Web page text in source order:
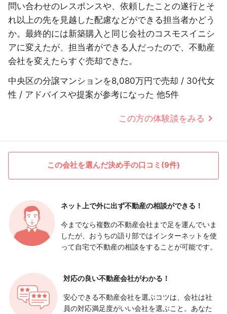
問い合わせのレスポンスや、依頼したことの遂行とそ
れ以上の先を見越した配慮などができる担当者かどう
か。最終的には新築購入と同じ会社のコスモスイニシ
アに変えたが、担当者ができる人だったので、不動産
会社を変えたらすぐ売却できた。
中央区の分譲マンションを8,080万円で売却 / 30代女
性 / アドバイスや提案が参考になった 他5件
この方の体験談をみる
この会社を選んだ決め手の口コミ(9件)
ネット上で外に出ず不動産の相談ができる！
今までなら複数の不動産会社まで足を運んでいま
したが、おうちの語り部ではインターネットを使
って自宅で不動産の相談をすることが可能です。
対応の良い不動産会社がわかる！
安心できる不動産会社を選ぶコツは、会社は社
員の対応満足度がいい会社を選ぶこと。あなた